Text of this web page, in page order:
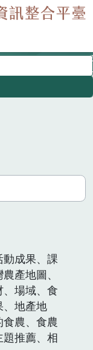
成果、課
產地圖、
場域、食
、地產地
農、食農
推薦、相